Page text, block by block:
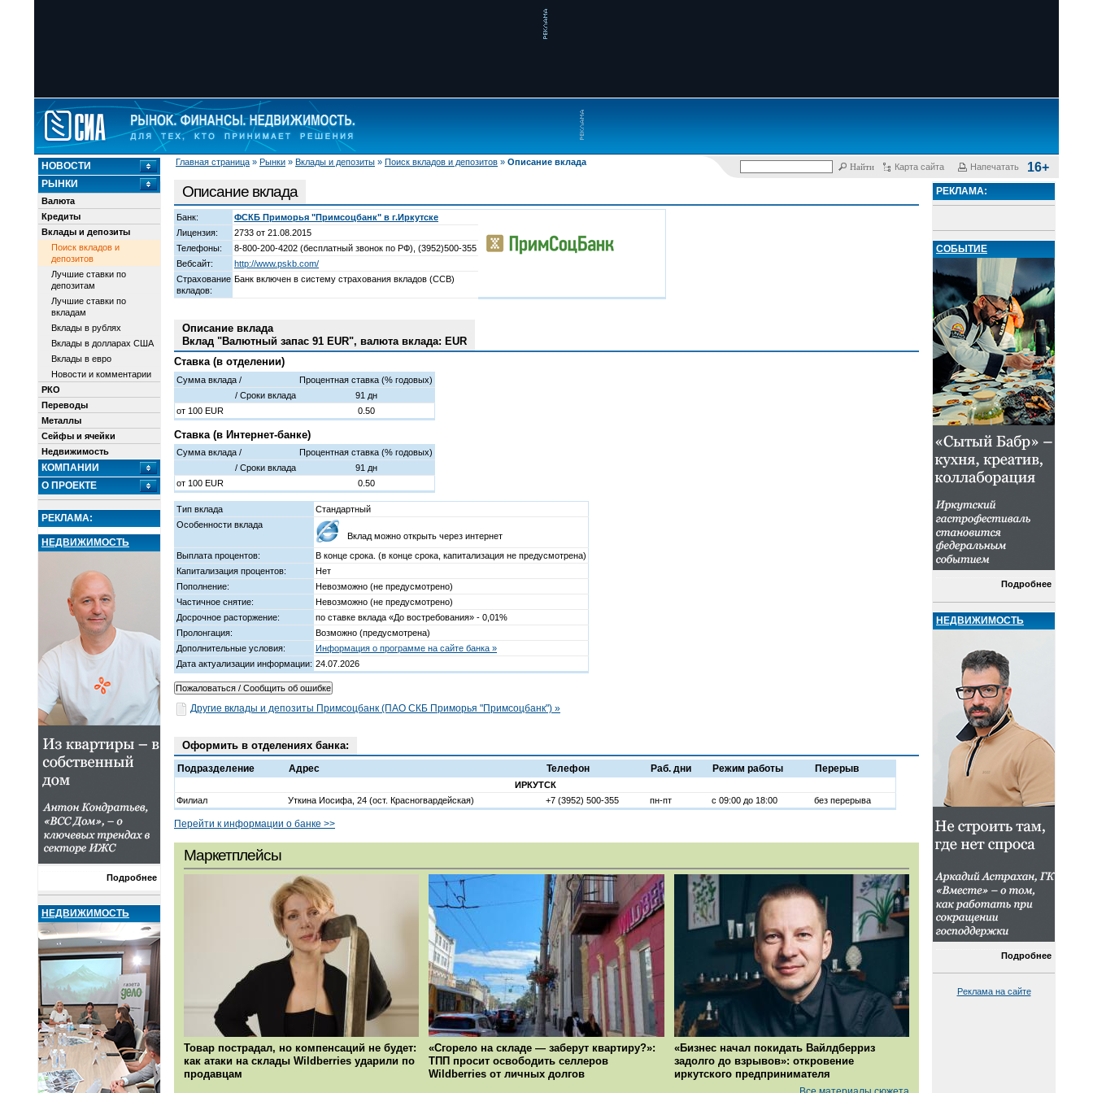
Главная страница » Рынки » Вклады и депозиты » Поиск вкладов и депозитов » Описание вклада
Карта сайта Напечатать 16+
НОВОСТИ
РЫНКИ
Валюта
Кредиты
Вклады и депозиты
Поиск вкладов и
депозитов
Лучшие ставки по
депозитам
Лучшие ставки по
вкладам
Вклады в рублях
Вклады в долларах США
Вклады в евро
Новости и комментарии
РКО
Переводы
Металлы
Сейфы и ячейки
Недвижимость
КОМПАНИИ
О ПРОЕКТЕ
РЕКЛАМА:
НЕДВИЖИМОСТЬ
Подробнее
НЕДВИЖИМОСТЬ
Описание вклада
Банк:
ФСКБ Приморья "Примсоцбанк" в г.Иркутске
Лицензия:
2733 от 21.08.2015
Телефоны:
8-800-200-4202 (бесплатный звонок по РФ), (3952)500-355
Вебсайт:
http://www.pskb.com/
Страхование
вкладов:
Банк включен в систему страхования вкладов (ССВ)
Описание вклада
Вклад "Валютный запас 91 EUR", валюта вклада: EUR
Ставка (в отделении)
Сумма вклада /
Процентная ставка (% годовых)
/ Cроки вклада
91 дн
от 100 EUR 0.50
Ставка (в Интернет-банке)
Сумма вклада /
Процентная ставка (% годовых)
/ Cроки вклада
91 дн
от 100 EUR 0.50
Тип вклада
Стандартный
Особенности вклада
Вклад можно открыть через интернет
Выплата процентов:
В конце срока. (в конце срока, капитализация не предусмотрена)
Капитализация процентов:
Нет
Пополнение:
Невозможно (не предусмотрено)
Частичное снятие:
Невозможно (не предусмотрено)
Досрочное расторжение:
по ставке вклада «До востребования» - 0,01%
Пролонгация:
Возможно (предусмотрена)
Дополнительные условия:
Информация о программе на сайте банка »
Дата актуализации информации: 24.07.2026
Другие вклады и депозиты Примсоцбанк (ПАО СКБ Приморья "Примсоцбанк") »
Оформить в отделениях банка:
Подразделение Адрес Телефон Раб. дни Режим работы Перерыв
ИРКУТСК
Филиал
Уткина Иосифа, 24 (ост. Красногвардейская) +7 (3952) 500-355 пн-пт с 09:00 до 18:00 без перерыва
Перейти к информации о банке >>
Маркетплейсы
Товар пострадал, но компенсаций не будет:
как атаки на склады Wildberries ударили по
продавцам
«Сгорело на складе — заберут квартиру?»:
ТПП просит освободить селлеров
Wildberries от личных долгов
«Бизнес начал покидать Вайлдберриз
задолго до взрывов»: откровение
иркутского предпринимателя
РЕКЛАМА:
СОБЫТИЕ
Подробнее
НЕДВИЖИМОСТЬ
Подробнее
Реклама на сайте